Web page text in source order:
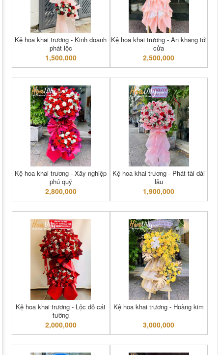
Kệ hoa khai trương - Kinh doanh
phát lộc
1,500,000
Kệ hoa khai trương - An khang tới
cửa
2,500,000
Kệ hoa khai trương - Xây nghiệp
phú quý
2,800,000
Kệ hoa khai trương - Phát tài dài
lâu
1,900,000
Kệ hoa khai trương - Lộc đỏ cát
tường
2,000,000
Kệ hoa khai trương - Hoàng kim
3,000,000